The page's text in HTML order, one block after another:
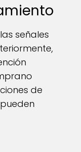
señales
de